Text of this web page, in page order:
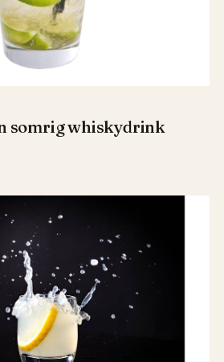
somrig whiskydrink